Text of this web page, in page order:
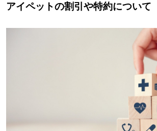
アイペットの割引や特約について